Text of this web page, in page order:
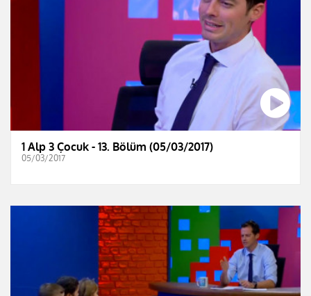
1 Alp 3 Çocuk - 13. Bölüm (05/03/2017)
05/03/2017